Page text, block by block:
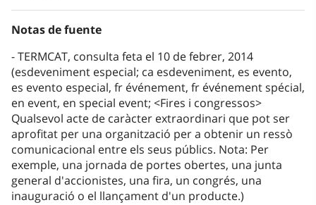
Notas de fuente
TERMCAT, consulta feta el 10 de febrer, 2014
(esdeveniment especial; ca esdeveniment, es evento,
es evento especial, fr événement, fr événement spécial,
en event, en special event; <Fires i congressos>
Qualsevol acte de caràcter extraordinari que pot ser
aprofitat per una organització per a obtenir un ressò
comunicacional entre els seus públics. Nota: Per
exemple, una jornada de portes obertes, una junta
general d'accionistes, una fira, un congrés, una
inauguració o el llançament d'un producte.)